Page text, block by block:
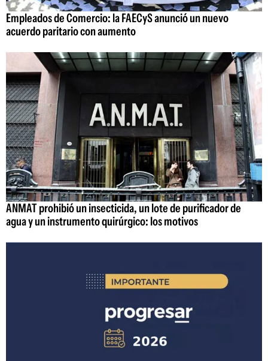
Empleados de Comercio: la FAECyS anunció un nuevo
acuerdo paritario con aumento
ANMAT prohibió un insecticida, un lote de purificador de
agua y un instrumento quirúrgico: los motivos